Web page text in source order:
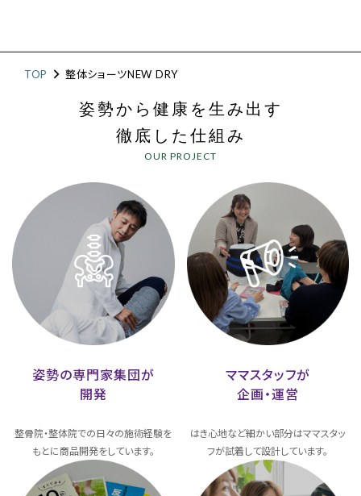
TOP 整体ショーツNEW DRY
姿勢から健康を生み出す
徹底した仕組み
OUR PROJECT
姿勢の専門家集団が
開発
整骨院・整体院での日々の施術経験を
もとに商品開発をしています。
ママスタッフが
企画・運営
はき心地など細かい部分はママスタッ
フが試着して設計しています。